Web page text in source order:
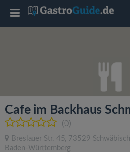
Cafe im Backhaus
(0)
Breslauer Str. 45 , 73529
Baden-Württemberg
T
l
e